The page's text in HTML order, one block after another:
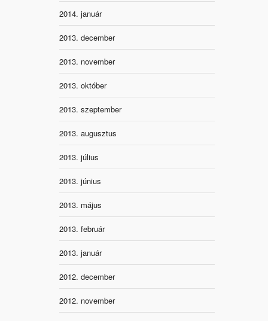
2014. január
2013. december
2013. november
2013. október
2013. szeptember
2013. augusztus
2013. július
2013. június
2013. május
2013. február
2013. január
2012. december
2012. november